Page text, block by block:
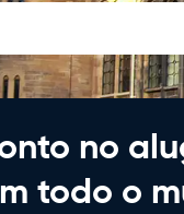
no
todo o